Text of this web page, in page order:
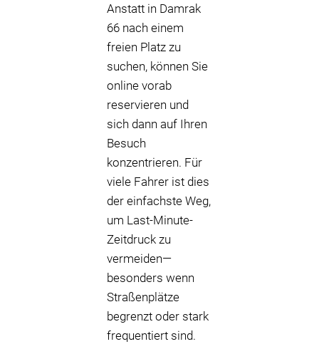
Anstatt in Damrak
66 nach einem
freien Platz zu
suchen, können Sie
online vorab
reservieren und
sich dann auf Ihren
Besuch
konzentrieren. Für
viele Fahrer ist dies
der einfachste Weg,
um Last-Minute-
Zeitdruck zu
vermeiden—
besonders wenn
Straßenplätze
begrenzt oder stark
frequentiert sind.